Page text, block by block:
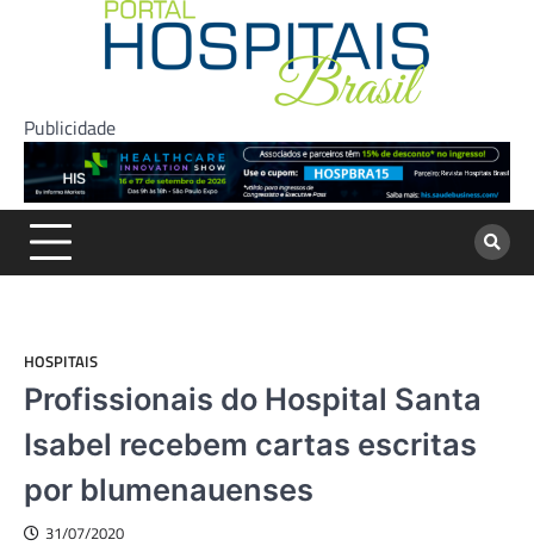
Publicidade
HOSPITAIS
Profissionais do Hospital Santa
Isabel recebem cartas escritas
por blumenauenses
31/07/2020